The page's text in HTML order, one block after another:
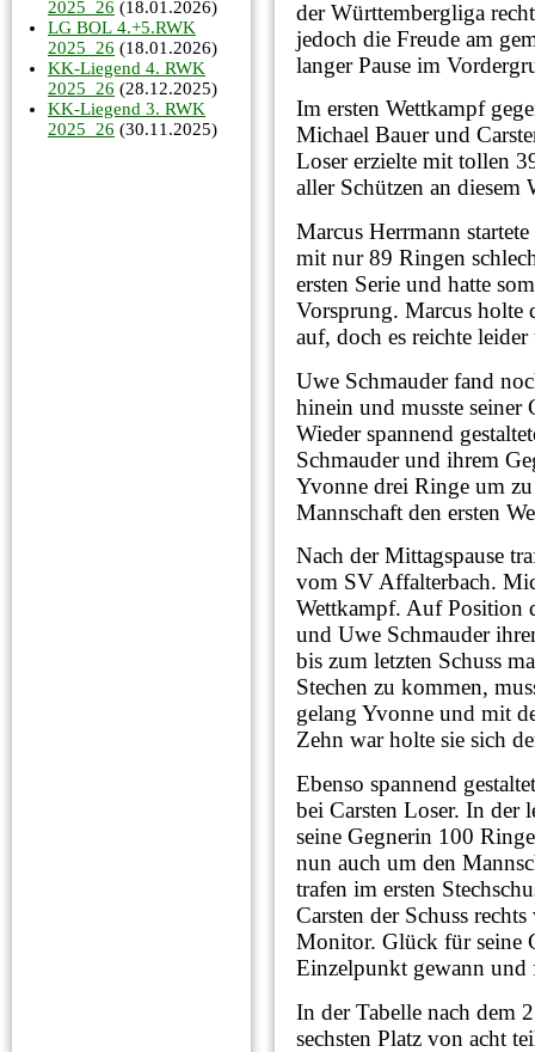
2025_26 (18.01.2026)
LG BOL 4.+5.RWK
2025_26 (18.01.2026)
KK-Liegend 4. RWK
2025_26 (28.12.2025)
KK-Liegend 3. RWK
2025_26 (30.11.2025)
der Württembergliga
jedoch die Freude am
langer Pause im
Im ersten Wettkampf
Michael Bauer und
Loser erzielte mit tollen
aller Schützen an diesem
Marcus Herrmann
mit nur 89 Ringen
ersten Serie und hatte
Vorsprung. Marcus holte
auf, doch es reichte
Uwe Schmauder fand
hinein und musste seiner
Wieder spannend
Schmauder und ihrem
Yvonne drei Ringe um
Mannschaft den ersten
Nach der Mittagspause
vom SV Affalterbach.
Wettkampf. Auf Position
und Uwe Schmauder
bis zum letzten Schuss
Stechen zu kommen,
gelang Yvonne und mit
Zehn war holte sie sich
Ebenso spannend
bei Carsten Loser. In der
seine Gegnerin 100
nun auch um den
trafen im ersten
Carsten der Schuss
Monitor. Glück für seine
Einzelpunkt gewann und
In der Tabelle nach dem
sechsten Platz von acht